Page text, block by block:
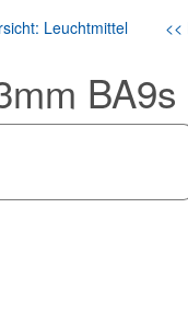
Leuchtmittel <<